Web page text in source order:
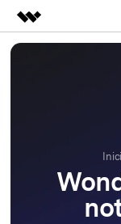
Sala de prensa